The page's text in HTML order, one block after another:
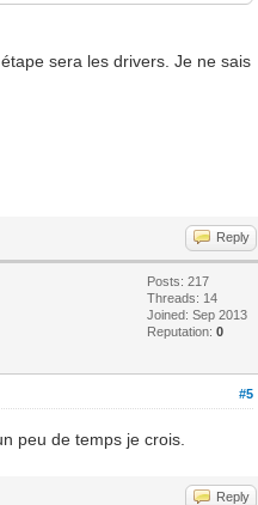
sera les drivers. Je ne sais
Reply
Posts: 217
Threads: 14
Joined: Sep 2013
Reputation:0
#5
peu de temps je crois.
Reply